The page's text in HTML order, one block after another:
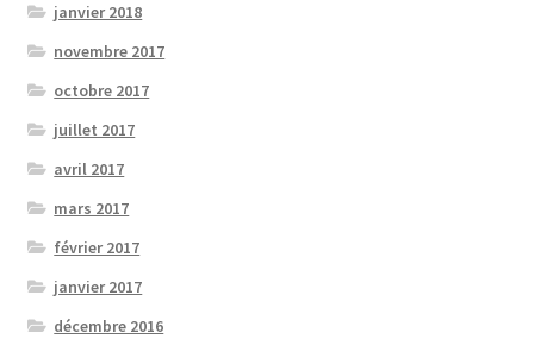
janvier 2018
novembre 2017
octobre 2017
juillet 2017
avril 2017
mars 2017
février 2017
janvier 2017
décembre 2016